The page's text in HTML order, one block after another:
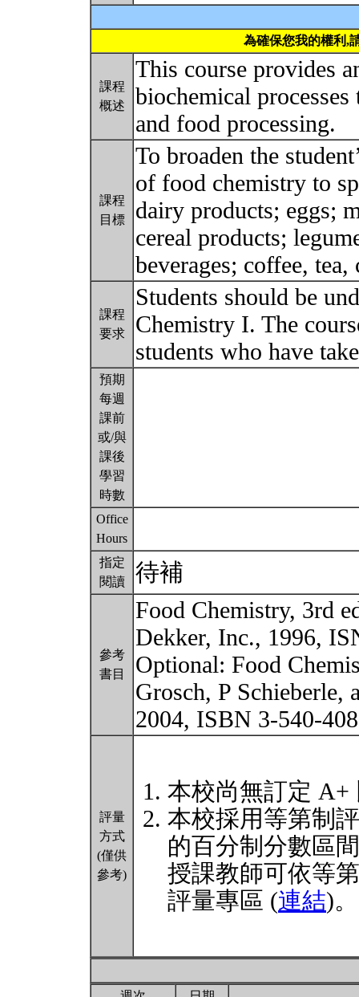
為確保您我的權利,
課程
概述
This course provides
biochemical
and food processing.
課程
目標
To broaden the
of food chemistry to
dairy products; eggs;
cereal products;
beverages; coffee,
課程
要求
Students should be
Chemistry I. The
students who have
預期
每週
課前
或/與
課後
學習
時數
Office
Hours
指定
閱讀
待補
參考
書目
Food Chemistry, 3rd
Dekker, Inc., 1996,
Optional: Food
Grosch, P Schieberle,
2004, ISBN 3-540-
評量
方式
(僅供
參考)
本校尚無訂定 A+
本校採用等第制
的百分制分數區
授課教師可依等
評量專區 (連結)。